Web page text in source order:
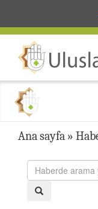
Ana sayfa »